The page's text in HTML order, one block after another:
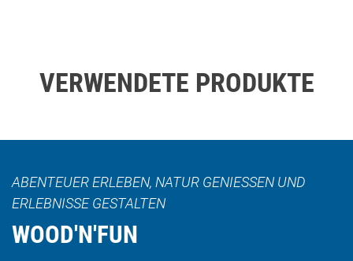
VERWENDETE PRODUKTE
ABENTEUER ERLEBEN, NATUR GENIESSEN UND E
RLEBNISSE GESTALTEN
WOOD'N'FUN